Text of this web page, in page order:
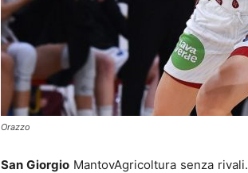
Orazzo
San GiorgioMantovAgricoltura senza